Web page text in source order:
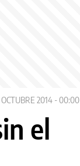
OCTUBRE 2014 - 00:00
el